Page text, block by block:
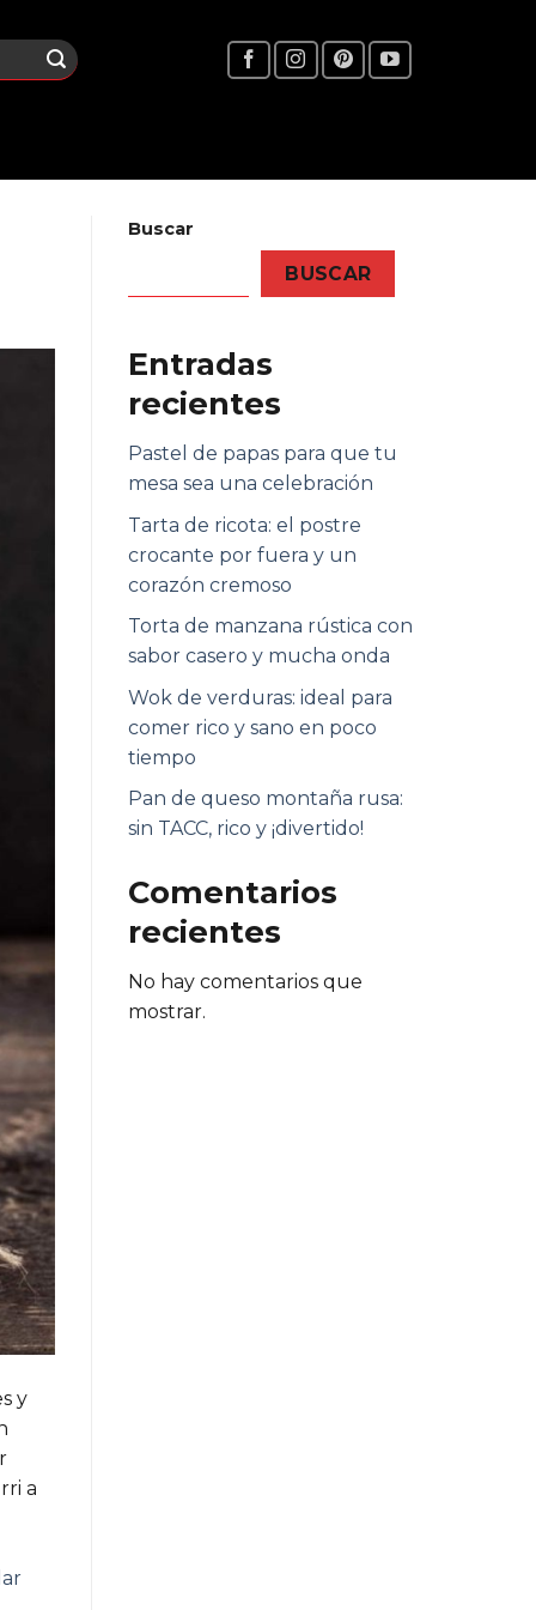
y
a
Buscar
BUSCAR
Entradas
recientes
Pastel de papas para que tu
mesa sea una celebración
Tarta de ricota: el postre
crocante por fuera y un
corazón cremoso
Torta de manzana rústica con
sabor casero y mucha onda
Wok de verduras: ideal para
comer rico y sano en poco
tiempo
Pan de queso montaña rusa:
sin TACC, rico y ¡divertido!
Comentarios
recientes
No hay comentarios que
mostrar.